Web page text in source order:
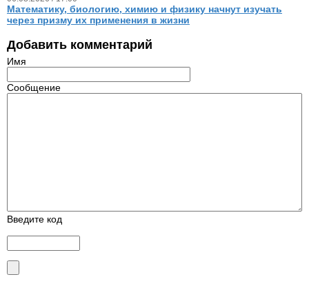
Математику, биологию, химию и физику начнут изучать
через призму их применения в жизни
Добавить комментарий
Имя
Сообщение
Введите код